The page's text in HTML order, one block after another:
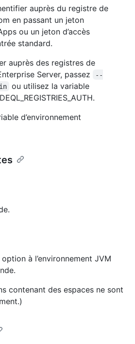
auprès du registre de
en passant un jeton
ou un jeton d’accès
standard.
auprès des registres de
Server, passez
--
ou utilisez la variable
d’environnement
à l’environnement JVM
contenant des espaces ne sont